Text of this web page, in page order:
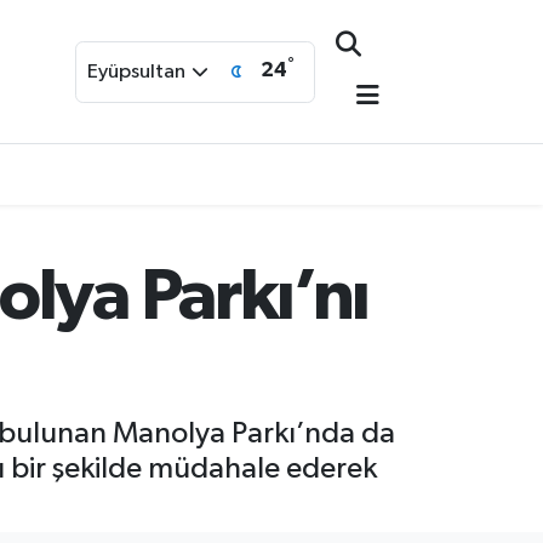
Eyüpsultan 24°
Parkı’nı
Manolya Parkı’nda da
bir şekilde müdahale ederek